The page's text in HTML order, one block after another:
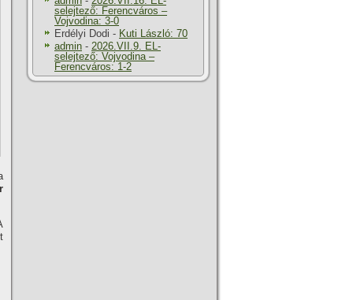
selejtező: Ferencváros –
Vojvodina: 3-0
Erdélyi Dodi - Kuti László: 70
admin - 2026.VII.9. EL-
selejtező: Vojvodina –
Ferencváros: 1-2